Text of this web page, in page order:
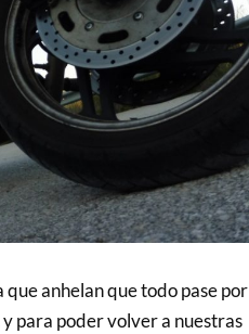
anhelan que todo pase por
para poder volver a nuestras